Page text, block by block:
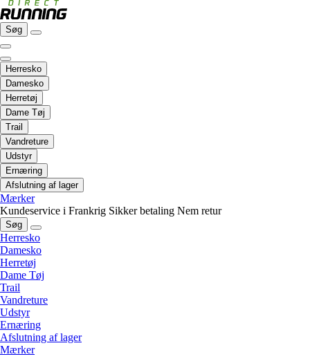
Søg
Herresko
Damesko
Herretøj
Dame Tøj
Trail
Vandreture
Udstyr
Ernæring
Afslutning af lager
Mærker
Kundeservice i Frankrig Sikker betaling Nem retur
Søg
Herresko
Damesko
Herretøj
Dame Tøj
Trail
Vandreture
Udstyr
Ernæring
Afslutning af lager
Mærker